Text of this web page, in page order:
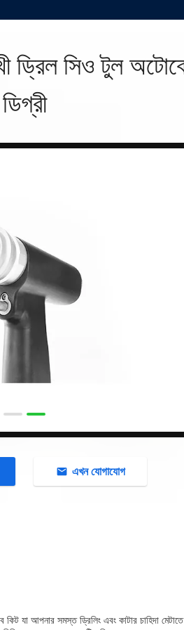
ড্রিল সিও টুল
ডিগ্রী
এখন যোগাযোগ
যা আপনার সমস্ত ড্রিলিং এবং কাটার চাহিদা